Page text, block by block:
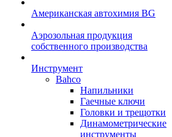
Американская автохимия BG
Аэрозольная продукция
собственного производства
Инструмент
Bahco
Напильники
Гаечные ключи
Головки и трещотки
Динамометрические
инструменты